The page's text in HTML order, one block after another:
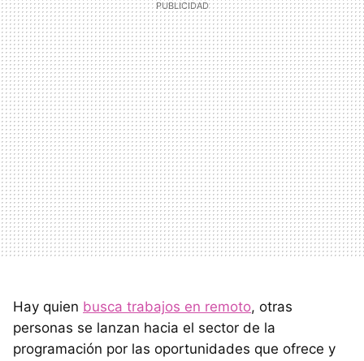
Hay quien busca trabajos en remoto, otras
personas se lanzan hacia el sector de la
programación por las oportunidades que ofrece y